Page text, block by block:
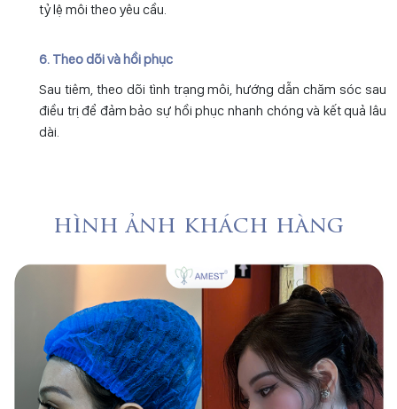
tỷ lệ môi theo yêu cầu.
6. Theo dõi và hồi phục
Sau tiêm, theo dõi tình trạng môi, hướng dẫn chăm sóc sau
điều trị để đảm bảo sự hồi phục nhanh chóng và kết quả lâu
dài.
hình ảnh khách hàng